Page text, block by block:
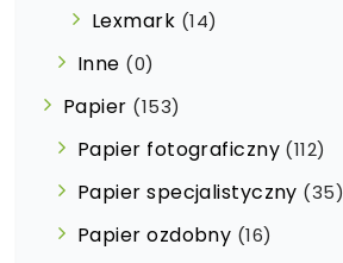
Lexmark (14)
Inne (0)
Papier (153)
Papier fotograficzny (112)
Papier specjalistyczny (35)
Papier ozdobny (16)